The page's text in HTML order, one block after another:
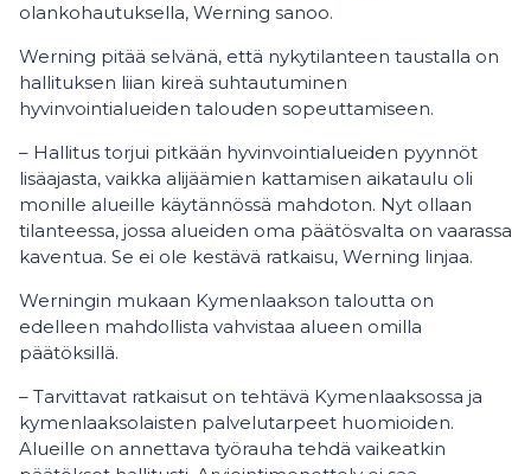
olankohautuksella, Werning sanoo.
Werning pitää selvänä, että nykytilanteen taustalla on
hallituksen liian kireä suhtautuminen
hyvinvointialueiden talouden sopeuttamiseen.
– Hallitus torjui pitkään hyvinvointialueiden pyynnöt
lisäajasta, vaikka alijäämien kattamisen aikataulu oli
monille alueille käytännössä mahdoton. Nyt ollaan
tilanteessa, jossa alueiden oma päätösvalta on vaarassa
kaventua. Se ei ole kestävä ratkaisu, Werning linjaa.
Werningin mukaan Kymenlaakson taloutta on
edelleen mahdollista vahvistaa alueen omilla
päätöksillä.
– Tarvittavat ratkaisut on tehtävä Kymenlaaksossa ja
kymenlaaksolaisten palvelutarpeet huomioiden.
Alueille on annettava työrauha tehdä vaikeatkin